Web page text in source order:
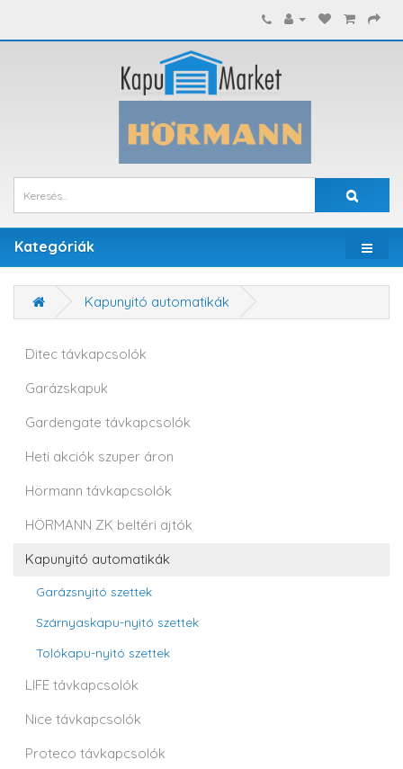
Kategóriák
Kapunyitó automatikák
Ditec távkapcsolók
Garázskapuk
Gardengate távkapcsolók
Heti akciók szuper áron
Hörmann távkapcsolók
HÖRMANN ZK beltéri ajtók
Kapunyitó automatikák
Garázsnyitó szettek
Szárnyaskapu-nyitó szettek
Tolókapu-nyitó szettek
LIFE távkapcsolók
Nice távkapcsolók
Proteco távkapcsolók